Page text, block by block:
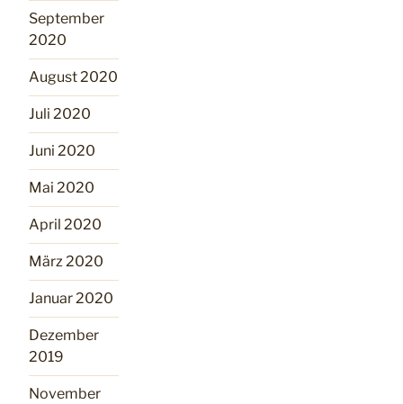
September
2020
August 2020
Juli 2020
Juni 2020
Mai 2020
April 2020
März 2020
Januar 2020
Dezember
2019
November